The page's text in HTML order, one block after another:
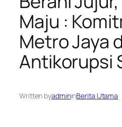
Maju :
Metro Jaya
Antikorupsi
Written byadmininBerita Utama